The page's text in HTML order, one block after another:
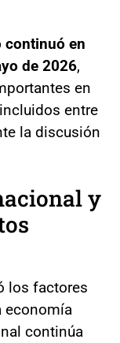
continuó en
de 2026,
en
entre
la discusión
y
los factores
economía
continúa